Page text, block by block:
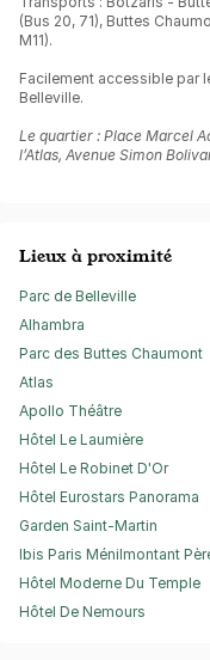
(Bus 20, 71), Buttes
M11).
Facilement accessible par
Belleville.
Le quartier : Place Marcel
l’Atlas, Avenue Simon
Lieux à proximité
Parc de Belleville
Alhambra
Parc des Buttes Chaumont
Atlas
Apollo Théâtre
Hôtel Le Laumière
Hôtel Le Robinet D'Or
Hôtel Eurostars Panorama
Garden Saint-Martin
Ibis Paris Ménilmontant
Hôtel Moderne Du Temple
Hôtel De Nemours